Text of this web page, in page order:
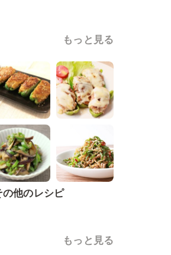
もっと見る
の他のレシピ
もっと見る